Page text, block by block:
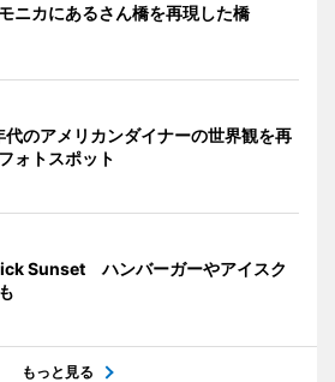
ニカにあるさん橋を再現した橋
のアメリカンダイナーの世界観を再
ォトスポット
Sunset ハンバーガーやアイスク
もっと見る